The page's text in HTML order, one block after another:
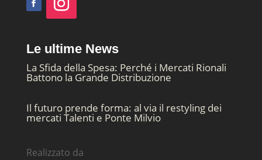
Le ultime News
La Sfida della Spesa: Perché i Mercati Rionali
Battono la Grande Distribuzione
Il futuro prende forma: al via il restyling dei
mercati Talenti e Ponte Milvio
Realizzato da